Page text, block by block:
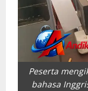
Peserta
bahasa